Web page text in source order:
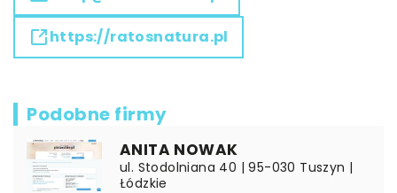
https://ratosnatura.pl
Podobne firmy
ANITA NOWAK
ul. Stodolniana 40 | 95-030 Tuszyn |
Łódzkie